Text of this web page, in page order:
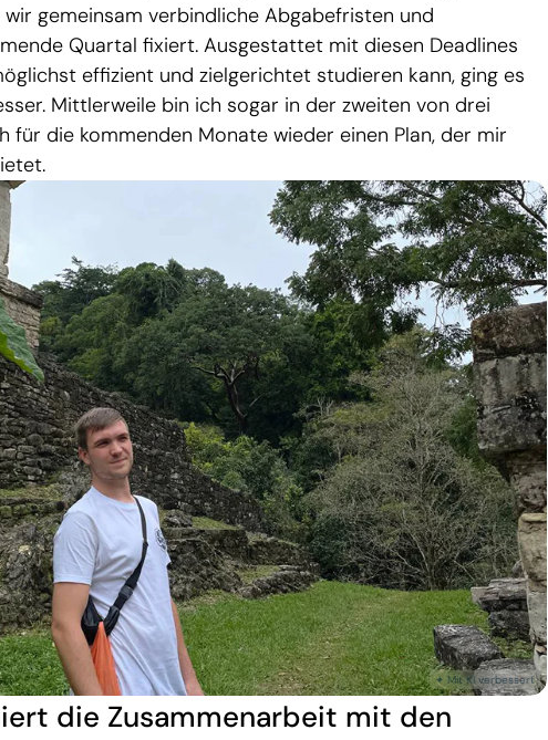
gemeinsam verbindliche Abgabefristen und
Quartal fixiert. Ausgestattet mit diesen Deadlines
effizient und zielgerichtet studieren kann, ging es
Mittlerweile bin ich sogar in der zweiten von drei
für die kommenden Monate wieder einen Plan, der mir
die Zusammenarbeit mit den